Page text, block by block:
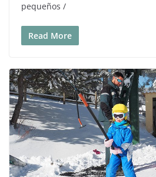
pequeños /
Read More